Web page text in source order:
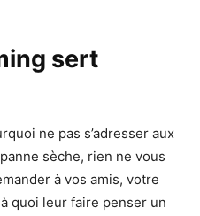
sert
ne pas s’adresser aux
sèche, rien ne vous
à vos amis, votre
quoi leur faire penser un